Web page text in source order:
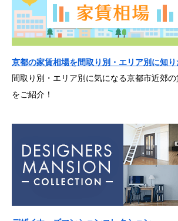
京都の家賃相場を間取り別・エリア別に知り
間取り別・エリア別に気になる京都市近郊
をご紹介！